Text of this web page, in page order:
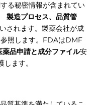
る秘密情報が含まれてい
製造プロセス、品質管
されます。製薬会社が成
照します。FDAはDMF
薬品申請と成分ファイル安
ます。